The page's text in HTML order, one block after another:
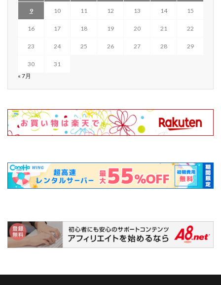
9 10 11 12 13 14 15
16 17 18 19 20 21 22
23 24 25 26 27 28 29
30
31
« 7月